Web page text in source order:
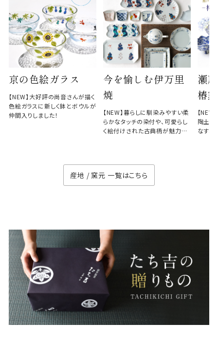
京の色絵ガラス
【NEW】大好評の尚音さんが描く
色絵ガラスに新しく鉢とボウルが
仲間入りしました！
今を愉しむ伊万里
焼
【NEW】暮らしに馴染みやすい柔
らかなタッチの染付や、可愛らし
く絵付けされた古典柄が魅力の
瀬
椿窯
【
陶土と
なす、
産地 / 窯元 一覧はこちら